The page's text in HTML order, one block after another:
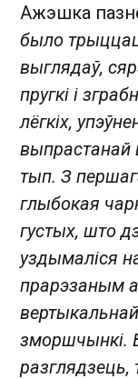
Ажэшка
было
выглядаў,
пругкі і
лёгкіх,
выпрастанай
тып. З
глыбокая
густых, што
уздымаліся
прарэзаным
зморшчынкі.